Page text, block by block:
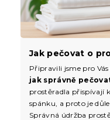
Jak pečovat o
Připravili jsme pro
jak správně
prostěradla přispívají
spánku, a proto je
Správná údržba